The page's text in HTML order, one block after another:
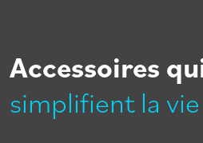
Accessoires
simplifient la vie